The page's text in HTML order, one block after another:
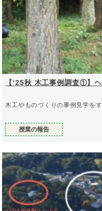
【‘25秋 木工事例調査①】
木工やものづくりの事例見学を
授業の報告